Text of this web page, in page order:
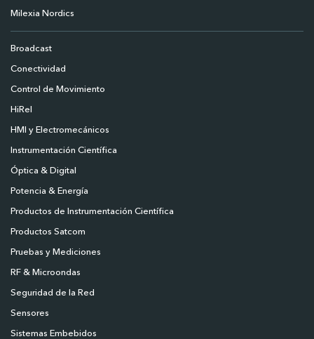
Milexia Nordics
Broadcast
Conectividad
Control de Movimiento
HiRel
HMI y Electromecánicos
Instrumentación Científica
Óptica & Digital
Potencia & Energía
Productos de Instrumentación Científica
Productos Satcom
Pruebas y Mediciones
RF & Microondas
Seguridad de la Red
Sensores
Sistemas Embebidos